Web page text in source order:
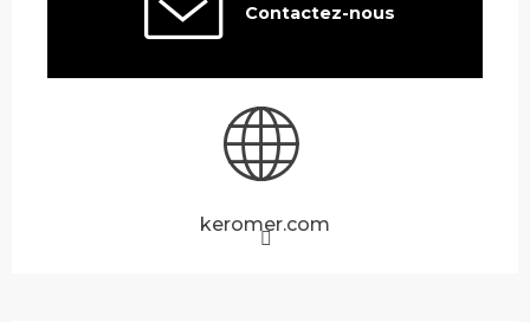
Contactez-nous
keromer.com